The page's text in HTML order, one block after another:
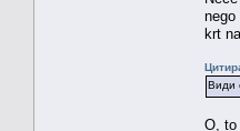
krt
Види
O, to